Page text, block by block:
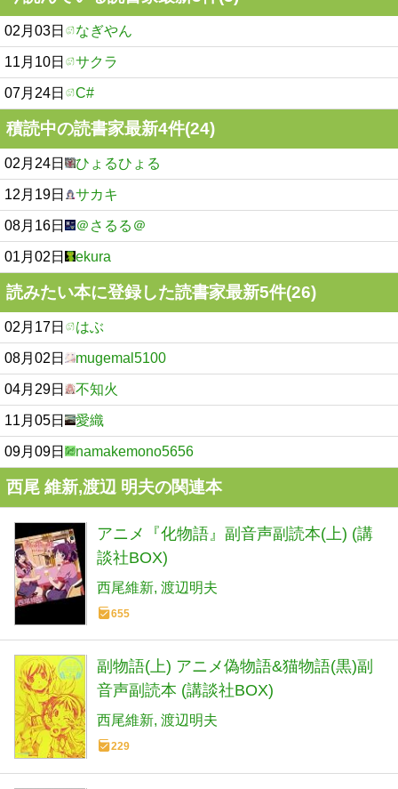
02月03日 なぎやん
11月10日 サクラ
07月24日 C#
積読中の読書家最新4件(24)
02月24日 ひょるひょる
12月19日 サカキ
08月16日 ＠さるる＠
01月02日 ekura
読みたい本に登録した読書家最新5件(26)
02月17日 はぶ
08月02日 mugemal5100
04月29日 不知火
11月05日 愛織
09月09日 namakemono5656
西尾 維新,渡辺 明夫の関連本
アニメ『化物語』副音声副読本(上) (講
談社BOX)
西尾維新 渡辺明夫
655
副物語(上) アニメ偽物語&猫物語(黒)副
音声副読本 (講談社BOX)
西尾維新 渡辺明夫
229